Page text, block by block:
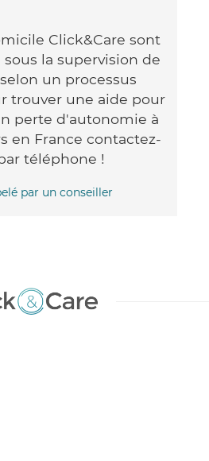
Click&Care sont
la supervision de
un processus
trouver une aide pour
perte d'autonomie à
en France contactez-
téléphone !
par un conseiller